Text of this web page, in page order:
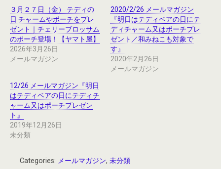
３月２７日（金） テディの
日 チャームやポーチをプレ
ゼント｜チェリーブロッサム
のポーチ登場！【ヤマト屋】
2026年3月26日
メールマガジン
2020/2/26 メールマガジン
『明日はテディベアの日にテ
ディチャーム又はポーチプレ
ゼント／和みねこも対象で
す』
2020年2月26日
メールマガジン
12/26 メールマガジン『明日
はテディベアの日にテディチ
ャーム又はポーチプレゼン
ト』
2019年12月26日
未分類
Categories: メールマガジン, 未分類